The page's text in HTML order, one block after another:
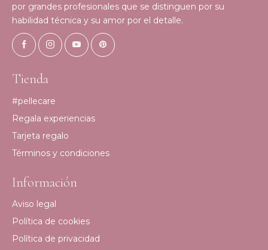
por grandes profesionales que se distinguen por su
habilidad técnica y su amor por el detalle.
Tienda
#pellecare
Regala experiencias
Tarjeta regalo
Términos y condiciones
Información
Aviso legal
Política de cookies
Política de privacidad